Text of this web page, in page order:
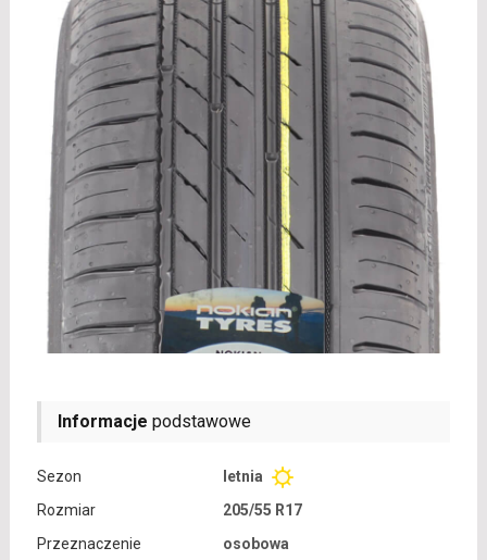
Informacje podstawowe
Sezon
letnia
Rozmiar
205/55 R17
Przeznaczenie
osobowa